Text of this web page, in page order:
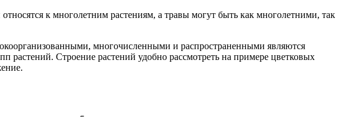
к многолетним растениям, а травы могут быть как многолетними, так
многочисленными и распространенными являются
Строение растений удобно рассмотреть на примере цветковых